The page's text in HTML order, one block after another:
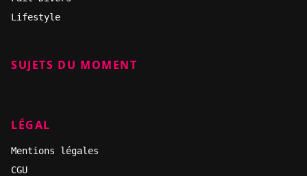
Lifestyle
SUJETS DU MOMENT
LÉGAL
Mentions légales
CGU